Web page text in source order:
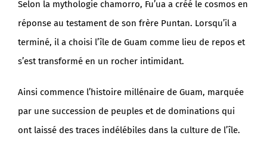
Selon la mythologie chamorro, Fu’ua a créé le cosmos en
réponse au testament de son frère Puntan. Lorsqu’il a
terminé, il a choisi l’île de Guam comme lieu de repos et
s’est transformé en un rocher intimidant.
Ainsi commence l’histoire millénaire de Guam, marquée
par une succession de peuples et de dominations qui
ont laissé des traces indélébiles dans la culture de l’île.